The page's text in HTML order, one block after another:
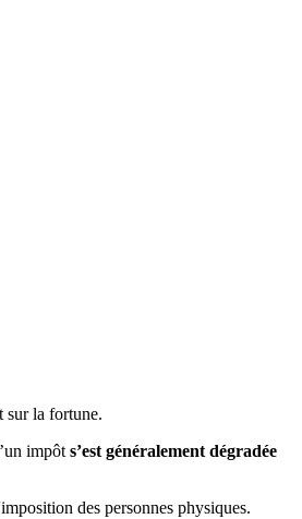
sur la fortune.
impôts’est généralement dégradée
des personnes physiques.